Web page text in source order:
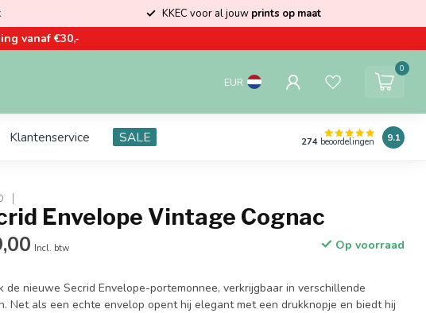
KKEC voor al jouw prints op maat
vanaf €30,-
EUR
0
Klantenservice SALE 274 beoordelingen 9.1
Envelope Vintage Cognac
Incl. btw Op voorraad
de nieuwe Secrid Envelope-portemonnee, verkrijgbaar in verschillende
Net als een echte envelop opent hij elegant met een drukknopje en biedt hij